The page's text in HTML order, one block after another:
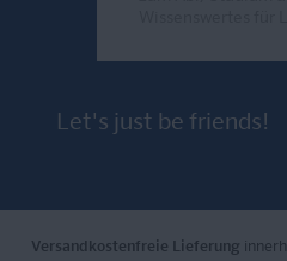
Let's just be friends!
Versandkostenfreie Lieferung